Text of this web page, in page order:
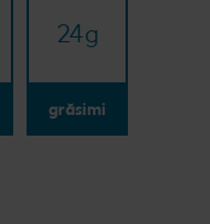
24g
grăsimi